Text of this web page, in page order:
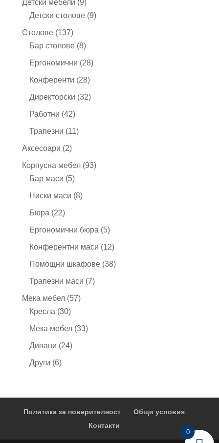
Детски мебели 99
продукта
Детски столове 99
Столове 137137
продукта
Бар столове 88
продукта
Ергономични 2828
Конференти 2828
продукта
Директорски 3232
Работни 4242
продукта
Трапезни 1111
Аксесоари 22
продукта
Корпусна мебел 9393
Бар маси 55
продукта
Ниски маси 88
Бюра 2222
продукта
Ергономични бюра 55
продукта
Конферентни маси 1212
продукта
Помощни шкафове 3838
Трапезни маси 77
Мека мебел 5757
Кресла 3030
продукта
Мека мебел 3333
Дивани 2424
Други 66
Политика за поверителност
Общи условия
Контакти
0